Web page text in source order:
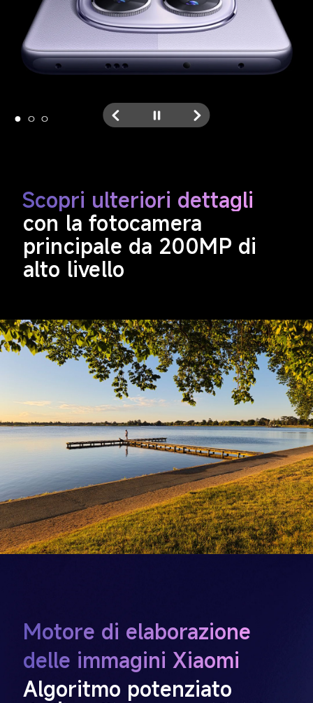
Scopri ulteriori dettagli
con la fotocamera
principale da 200MP di
alto livello
Motore di elaborazione
delle immagini Xiaomi
Algoritmo potenziato